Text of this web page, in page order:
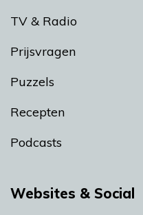
TV & Radio
Prijsvragen
Puzzels
Recepten
Podcasts
Websites & Social